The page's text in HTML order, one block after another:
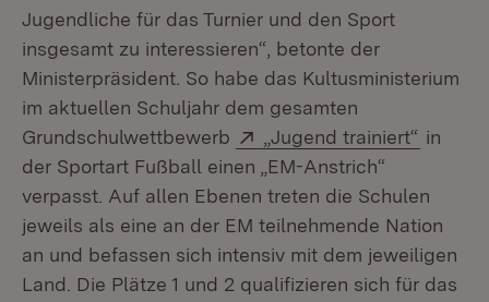
Jugendliche für das Turnier und den Sport
insgesamt zu interessieren“, betonte der
Ministerpräsident. So habe das Kultusministerium
im aktuellen Schuljahr dem gesamten
Grundschulwettbewerb
Extern:
„Jugend trainiert“ in
der Sportart Fußball einen „EM-Anstrich“
verpasst. Auf allen Ebenen treten die Schulen
jeweils als eine an der EM teilnehmende Nation
an und befassen sich intensiv mit dem jeweiligen
Land. Die Plätze 1 und 2 qualifizieren sich für das